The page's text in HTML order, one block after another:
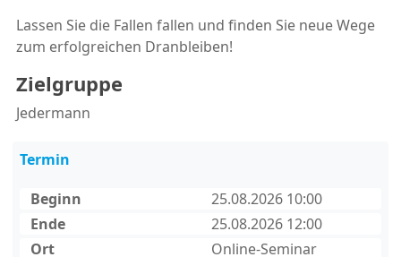
Lassen Sie die Fallen fallen und finden Sie neue Wege
zum erfolgreichen Dranbleiben!
Zielgruppe
Jedermann
Termin
Beginn
25.08.2026 10:00
Ende
25.08.2026 12:00
Ort
Online-Seminar